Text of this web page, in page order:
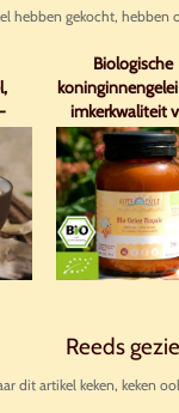
hebben gekocht, hebben
Biologische
imkerkwaliteit
biologische
oorsprong
Reeds
dit artikel keken, keken